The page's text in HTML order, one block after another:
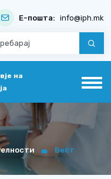
Е-пошта: info@iph.mk
на
Вест